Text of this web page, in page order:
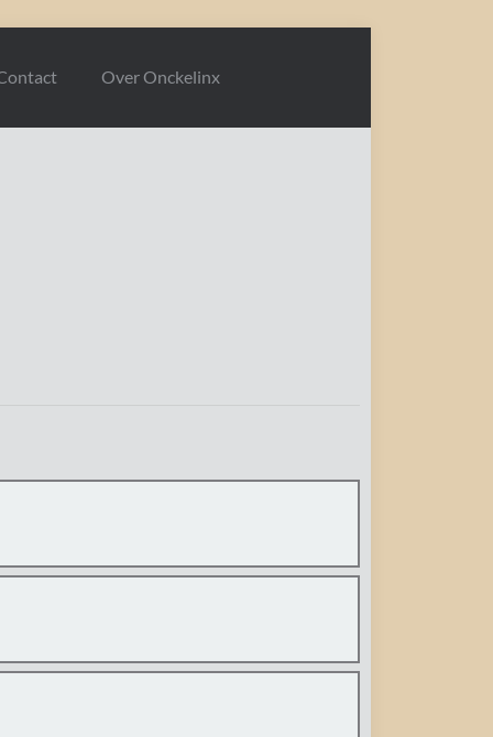
Over Onckelinx